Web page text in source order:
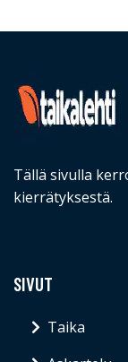
Tällä sivulla
kierrätyksestä.
SIVUT
Taika